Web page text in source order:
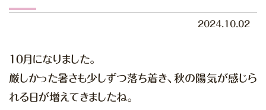
2024.10.02
１０月になりました。
厳しかった暑さも少しずつ落ち着き、秋の陽気が感じら
れる日が増えてきましたね。